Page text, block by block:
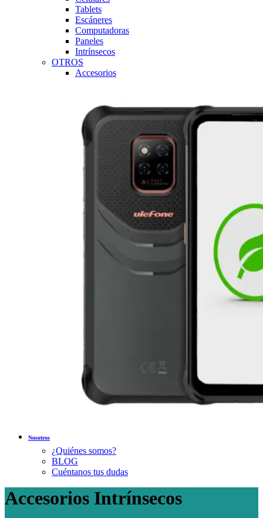
Tablets
Escáneres
Computadoras
Paneles
Intrínsecos
OTROS
Accesorios
Nosotros
¿Quiénes somos?
BLOG
Cuéntanos tus dudas
Accesorios Intrínsecos